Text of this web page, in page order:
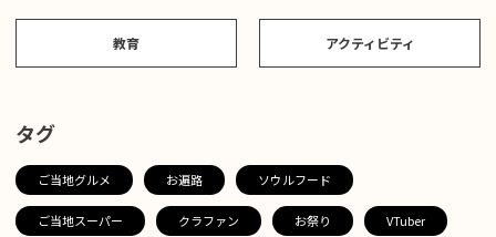
教育 アクティビティ
タグ
ご当地グルメ お遍路 ソウルフード
ご当地スーパー クラファン お祭り VTuber